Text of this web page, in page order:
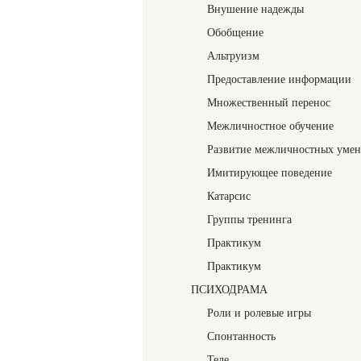
Внушение надежды
Обобщение
Альтруизм
Предоставление информации
Множественный перенос
Межличностное обучение
Развитие межличностных
Имитирующее поведение
Катарсис
Группы тренинга
Практикум
Практикум
ПСИХОДРАМА
Роли и ролевые игры
Спонтанность